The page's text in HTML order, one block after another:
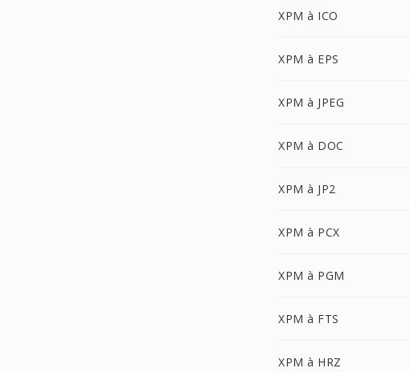
XPM à ICO
XPM à EPS
XPM à JPEG
XPM à DOC
XPM à JP2
XPM à PCX
XPM à PGM
XPM à FTS
XPM à HRZ